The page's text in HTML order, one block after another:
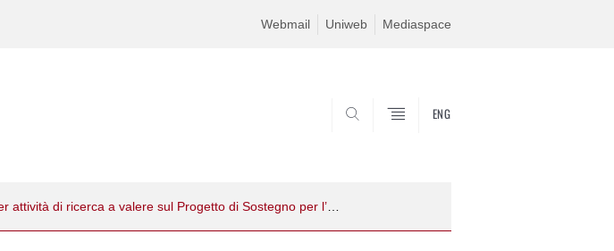
Webmail Uniweb Mediaspace
ENG
Bando per la richiesta di finanziamenti per attività di ricerca a valere sul Progetto di Sostegno per l’Internazionalizzazione (PSI)